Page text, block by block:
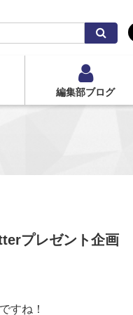
索
編集部ブログ
プレゼント企画
すね！